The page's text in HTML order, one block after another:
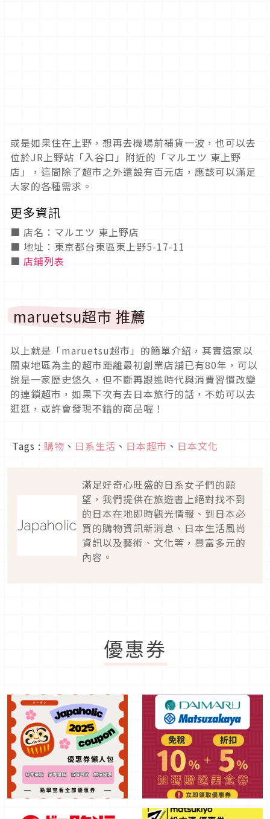
或是如果住在上野，想再去機場前補貨一波，也可以去
位於JR上野站「入谷口」附近的「マルエツ 東上野
店」，這間除了超市之外還設有百元店，應該可以滿足
大家的各種需求。
更多資訊
■ 店名：マルエツ 東上野店
■ 地址：東京都台東區東上野5-17-11
■ 店鋪列表
maruetsu超市 推薦
以上就是「maruetsu超市」的簡單介紹，其實這家以
關東地區為主的超市距離最初創業店舖已有80年，可以
說是一家歷史悠久，但不斷再跟進時代與消費習慣改變
的連鎖超市，如果下次有去日本旅行的話，不妨可以去
逛逛，或許會發現不錯的商品喔！
Tags : 購物 、 日系生活 、 日本超市 、 日本文化
滿足好奇心旺盛的日系女子們的願
望，我們提供在旅遊書上絕對找不到
的日本在地即時觀光情報、到日本必
買的購物資訊新消息、日本生活風尚
資訊以及藝術、文化等，豐富多元的
內容。
優惠券